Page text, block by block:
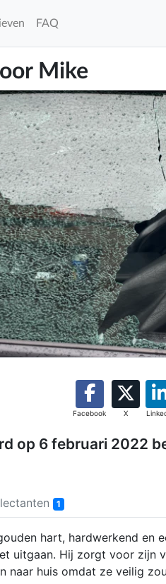
FAQ
Mike
Facebook X
op 6 februari 2022
1
hart, hardwerkend en
uitgaan. Hij zorgt voor zijn
naar huis omdat ze veilig